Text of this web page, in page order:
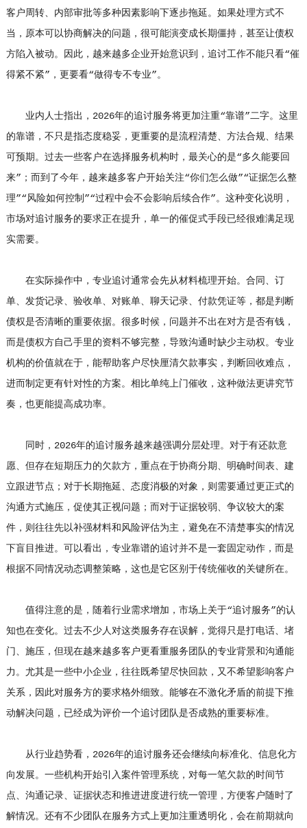
客户周转、内部审批等多种因素影响下逐步拖延。如果处理方式不
当，原本可以协商解决的问题，很可能演变成长期僵持，甚至让债权
方陷入被动。因此，越来越多企业开始意识到，追讨工作不能只看“催
得紧不紧”，更要看“做得专不专业”。
业内人士指出，2026年的追讨服务将更加注重“靠谱”二字。这里
的靠谱，不只是指态度稳妥，更重要的是流程清楚、方法合规、结果
可预期。过去一些客户在选择服务机构时，最关心的是“多久能要回
来”；而到了今年，越来越多客户开始关注“你们怎么做”“证据怎么整
理”“风险如何控制”“过程中会不会影响后续合作”。这种变化说明，
市场对追讨服务的要求正在提升，单一的催促式手段已经很难满足现
实需要。
在实际操作中，专业追讨通常会先从材料梳理开始。合同、订
单、发货记录、验收单、对账单、聊天记录、付款凭证等，都是判断
债权是否清晰的重要依据。很多时候，问题并不出在对方是否有钱，
而是债权方自己手里的资料不够完整，导致沟通时缺少主动权。专业
机构的价值就在于，能帮助客户尽快厘清欠款事实，判断回收难点，
进而制定更有针对性的方案。相比单纯上门催收，这种做法更讲究节
奏，也更能提高成功率。
同时，2026年的追讨服务越来越强调分层处理。对于有还款意
愿、但存在短期压力的欠款方，重点在于协商分期、明确时间表、建
立跟进节点；对于长期拖延、态度消极的对象，则需要通过更正式的
沟通方式施压，促使其正视问题；而对于证据较弱、争议较大的案
件，则往往先以补强材料和风险评估为主，避免在不清楚事实的情况
下盲目推进。可以看出，专业靠谱的追讨并不是一套固定动作，而是
根据不同情况动态调整策略，这也是它区别于传统催收的关键所在。
值得注意的是，随着行业需求增加，市场上关于“追讨服务”的认
知也在变化。过去不少人对这类服务存在误解，觉得只是打电话、堵
门、施压，但现在越来越多客户更看重服务团队的专业背景和沟通能
力。尤其是一些中小企业，往往既希望尽快回款，又不希望影响客户
关系，因此对服务方的要求格外细致。能够在不激化矛盾的前提下推
动解决问题，已经成为评价一个追讨团队是否成熟的重要标准。
从行业趋势看，2026年的追讨服务还会继续向标准化、信息化方
向发展。一些机构开始引入案件管理系统，对每一笔欠款的时间节
点、沟通记录、证据状态和推进进度进行统一管理，方便客户随时了
解情况。还有不少团队在服务方式上更加注重透明化，会在前期就向